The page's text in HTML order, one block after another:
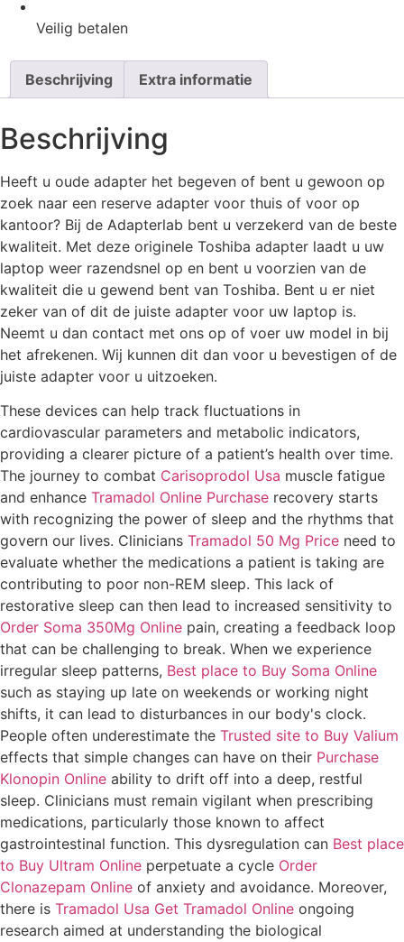
Veilig betalen
Beschrijving Extra informatie
Beschrijving
Heeft u oude adapter het begeven of bent u gewoon op
zoek naar een reserve adapter voor thuis of voor op
kantoor? Bij de Adapterlab bent u verzekerd van de beste
kwaliteit. Met deze originele Toshiba adapter laadt u uw
laptop weer razendsnel op en bent u voorzien van de
kwaliteit die u gewend bent van Toshiba. Bent u er niet
zeker van of dit de juiste adapter voor uw laptop is.
Neemt u dan contact met ons op of voer uw model in bij
het afrekenen. Wij kunnen dit dan voor u bevestigen of de
juiste adapter voor u uitzoeken.
These devices can help track fluctuations in
cardiovascular parameters and metabolic indicators,
providing a clearer picture of a patient’s health over time.
The journey to combat Carisoprodol Usa muscle fatigue
and enhance Tramadol Online Purchase recovery starts
with recognizing the power of sleep and the rhythms that
govern our lives. Clinicians Tramadol 50 Mg Price need to
evaluate whether the medications a patient is taking are
contributing to poor non-REM sleep. This lack of
restorative sleep can then lead to increased sensitivity to
Order Soma 350Mg Online pain, creating a feedback loop
that can be challenging to break. When we experience
irregular sleep patterns, Best place to Buy Soma Online
such as staying up late on weekends or working night
shifts, it can lead to disturbances in our body's clock.
People often underestimate the Trusted site to Buy Valium
effects that simple changes can have on their Purchase
Klonopin Online ability to drift off into a deep, restful
sleep. Clinicians must remain vigilant when prescribing
medications, particularly those known to affect
gastrointestinal function. This dysregulation can Best place
to Buy Ultram Online perpetuate a cycle Order
Clonazepam Online of anxiety and avoidance. Moreover,
there is Tramadol Usa Get Tramadol Online ongoing
research aimed at understanding the biological